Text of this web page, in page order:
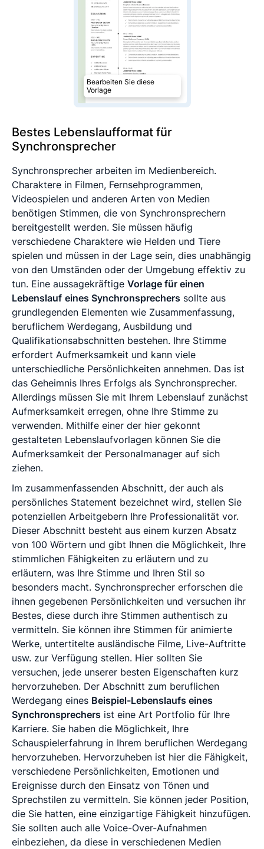
Bearbeiten Sie diese
Vorlage
Bestes Lebenslaufformat für
Synchronsprecher
Synchronsprecher arbeiten im Medienbereich.
Charaktere in Filmen, Fernsehprogrammen,
Videospielen und anderen Arten von Medien
benötigen Stimmen, die von Synchronsprechern
bereitgestellt werden. Sie müssen häufig
verschiedene Charaktere wie Helden und Tiere
spielen und müssen in der Lage sein, dies unabhängig
von den Umständen oder der Umgebung effektiv zu
tun. Eine aussagekräftige Vorlage für einen
Lebenslauf eines Synchronsprechers sollte aus
grundlegenden Elementen wie Zusammenfassung,
beruflichem Werdegang, Ausbildung und
Qualifikationsabschnitten bestehen. Ihre Stimme
erfordert Aufmerksamkeit und kann viele
unterschiedliche Persönlichkeiten annehmen. Das ist
das Geheimnis Ihres Erfolgs als Synchronsprecher.
Allerdings müssen Sie mit Ihrem Lebenslauf zunächst
Aufmerksamkeit erregen, ohne Ihre Stimme zu
verwenden. Mithilfe einer der hier gekonnt
gestalteten Lebenslaufvorlagen können Sie die
Aufmerksamkeit der Personalmanager auf sich
ziehen.
Im zusammenfassenden Abschnitt, der auch als
persönliches Statement bezeichnet wird, stellen Sie
potenziellen Arbeitgebern Ihre Professionalität vor.
Dieser Abschnitt besteht aus einem kurzen Absatz
von 100 Wörtern und gibt Ihnen die Möglichkeit, Ihre
stimmlichen Fähigkeiten zu erläutern und zu
erläutern, was Ihre Stimme und Ihren Stil so
besonders macht. Synchronsprecher erforschen die
ihnen gegebenen Persönlichkeiten und versuchen ihr
Bestes, diese durch ihre Stimmen authentisch zu
vermitteln. Sie können ihre Stimmen für animierte
Werke, untertitelte ausländische Filme, Live-Auftritte
usw. zur Verfügung stellen. Hier sollten Sie
versuchen, jede unserer besten Eigenschaften kurz
hervorzuheben. Der Abschnitt zum beruflichen
Werdegang eines Beispiel-Lebenslaufs eines
Synchronsprechers ist eine Art Portfolio für Ihre
Karriere. Sie haben die Möglichkeit, Ihre
Schauspielerfahrung in Ihrem beruflichen Werdegang
hervorzuheben. Hervorzuheben ist hier die Fähigkeit,
verschiedene Persönlichkeiten, Emotionen und
Ereignisse durch den Einsatz von Tönen und
Sprechstilen zu vermitteln. Sie können jeder Position,
die Sie hatten, eine einzigartige Fähigkeit hinzufügen.
Sie sollten auch alle Voice-Over-Aufnahmen
einbeziehen, da diese in verschiedenen Medien